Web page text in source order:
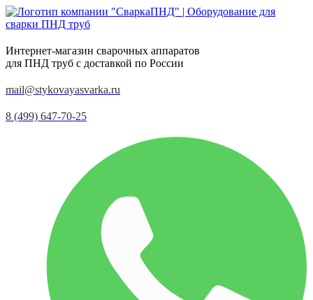
Интернет-магазин сварочных аппаратов
для ПНД труб с доставкой по России
mail@stykovayasvarka.ru
8 (499) 647-70-25